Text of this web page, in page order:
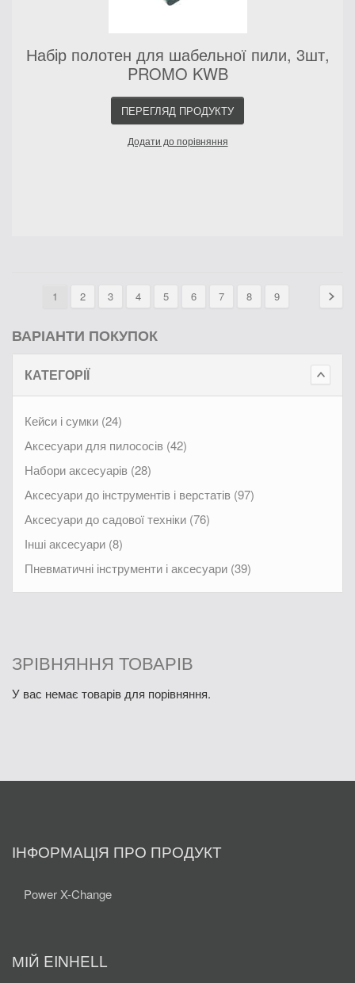
Набір полотен для шабельної пили, 3шт,
PROMO KWB
ПЕРЕГЛЯД ПРОДУКТУ
Додати до порівняння
1 2 3 4 5 6 7 8 9
ВАРІАНТИ ПОКУПОК
КАТЕГОРІЇ
Кейси і сумки (24)
Аксесуари для пилососів (42)
Набори аксесуарів (28)
Аксесуари до інструментів і верстатів (97)
Аксесуари до садової техніки (76)
Інші аксесуари (8)
Пневматичні інструменти і аксесуари (39)
ЗРІВНЯННЯ ТОВАРІВ
У вас немає товарів для порівняння.
ІНФОРМАЦІЯ ПРО ПРОДУКТ
Power X-Change
МІЙ EINHELL